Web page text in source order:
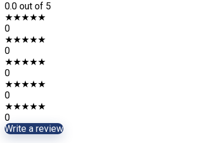
0.0 out of 5
★★★★★
0
★★★★★
0
★★★★★
0
★★★★★
0
★★★★★
0
Write a review